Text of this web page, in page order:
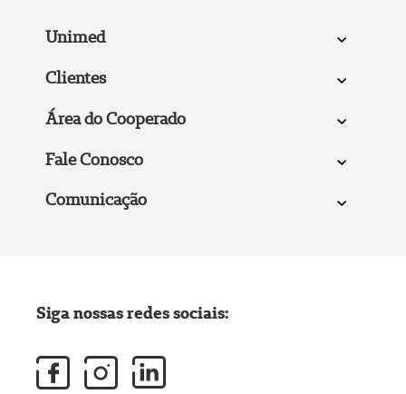
Unimed
Clientes
Área do Cooperado
Fale Conosco
Comunicação
Siga nossas redes sociais: